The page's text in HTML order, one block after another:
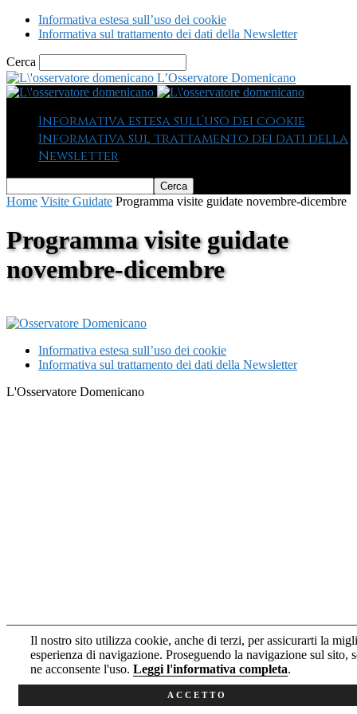
Il nostro sito utilizza cookie, anche di terzi, per assicurarti la
esperienza di navigazione. Proseguendo la navigazione sul sito,
ne acconsente l'uso. Leggi l'informativa completa.
ACCETTO
Informativa estesa sull’uso dei cookie
Informativa sul trattamento dei dati della Newsletter
Cerca
L’Osservatore Domenicano
Informativa estesa sull’uso dei cookie
Informativa sul trattamento dei dati della
Newsletter
Home Visite Guidate Programma visite guidate novembre-dicembre
Programma visite guidate
novembre-dicembre
Informativa estesa sull’uso dei cookie
Informativa sul trattamento dei dati della Newsletter
L'Osservatore Domenicano